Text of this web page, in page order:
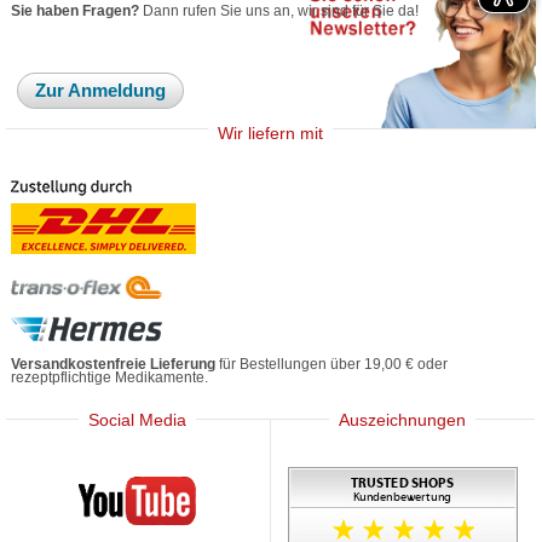
Sie haben Fragen? Dann rufen Sie uns an, wir sind für Sie da!
Zur Anmeldung
Wir liefern mit
Versandkostenfreie Lieferung für Bestellungen über 19,00 € oder
rezeptpflichtige Medikamente.
Social Media
Mediherz
Auszeichnungen